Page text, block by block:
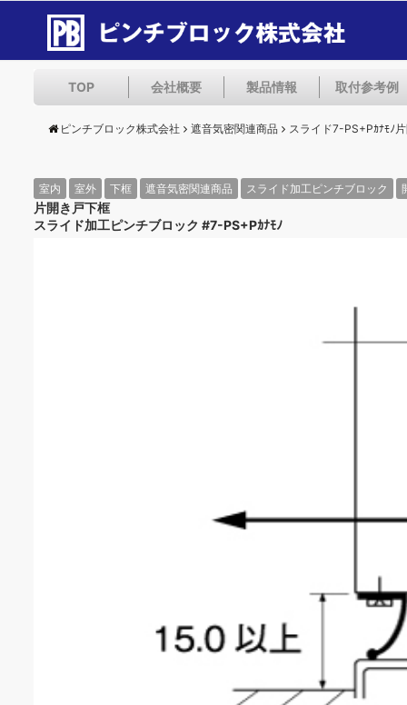
TOP 会社概要 製品情報 取付参考例
ピンチブロック株式会社 遮音気密関連商品 スライド7-PS+Pｶﾅﾓﾉ
室内 室外 下框 遮音気密関連商品 スライド加工ピンチブロック
片開き戸下框
スライド加工ピンチブロック #7-PS+Pｶﾅﾓﾉ